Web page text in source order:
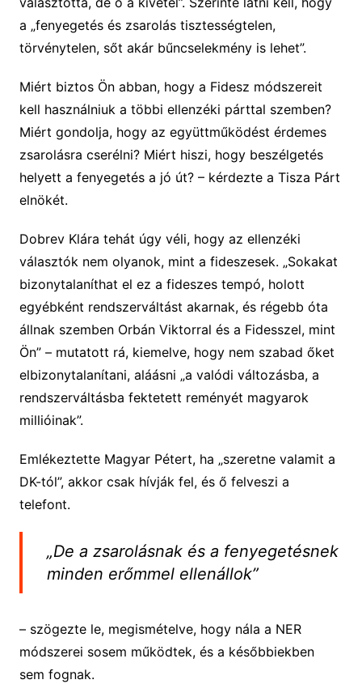
a „fenyegetés és zsarolás tisztességtelen,
törvénytelen, sőt akár bűncselekmény is lehet”.
Miért biztos Ön abban, hogy a Fidesz módszereit
kell használniuk a többi ellenzéki párttal szemben?
Miért gondolja, hogy az együttműködést érdemes
zsarolásra cserélni? Miért hiszi, hogy beszélgetés
helyett a fenyegetés a jó út? – kérdezte a Tisza Párt
elnökét.
Dobrev Klára tehát úgy véli, hogy az ellenzéki
választók nem olyanok, mint a fideszesek. „Sokakat
bizonytalaníthat el ez a fideszes tempó, holott
egyébként rendszerváltást akarnak, és régebb óta
állnak szemben Orbán Viktorral és a Fidesszel, mint
Ön” – mutatott rá, kiemelve, hogy nem szabad őket
elbizonytalanítani, aláásni „a valódi változásba, a
rendszerváltásba fektetett reményét magyarok
millióinak”.
Emlékeztette Magyar Pétert, ha „szeretne valamit a
DK-tól”, akkor csak hívják fel, és ő felveszi a
telefont.
„De a zsarolásnak és a fenyegetésnek
minden erőmmel ellenállok”
– szögezte le, megismételve, hogy nála a NER
módszerei sosem működtek, és a későbbiekben
sem fognak.